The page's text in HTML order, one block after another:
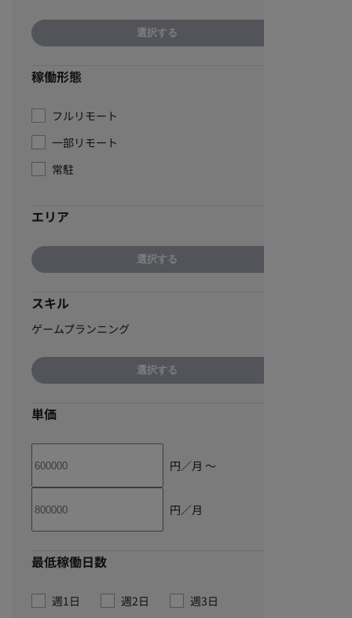
選択する
稼働形態
フルリモート
一部リモート
常駐
エリア
選択する
スキル
ゲームプランニング
選択する
単価
円／月 〜
円／月
最低稼働日数
週1日 週2日
週3日